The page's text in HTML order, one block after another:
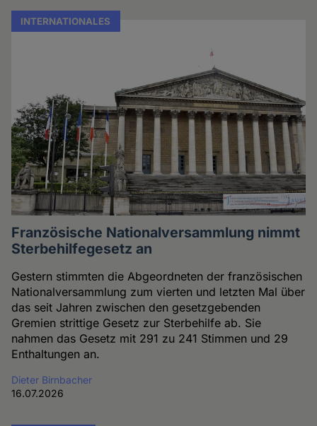
INTERNATIONALES
Französische Nationalversammlung nimmt
Sterbehilfegesetz an
Gestern stimmten die Abgeordneten der französischen
Nationalversammlung zum vierten und letzten Mal über
das seit Jahren zwischen den gesetzgebenden
Gremien strittige Gesetz zur Sterbehilfe ab. Sie
nahmen das Gesetz mit 291 zu 241 Stimmen und 29
Enthaltungen an.
Dieter Birnbacher
16.07.2026